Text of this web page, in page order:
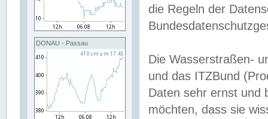
DONAU - Passau
die Regeln der
Die Wasserstraßen-
und das ITZBund
Daten sehr ernst und
möchten, dass sie